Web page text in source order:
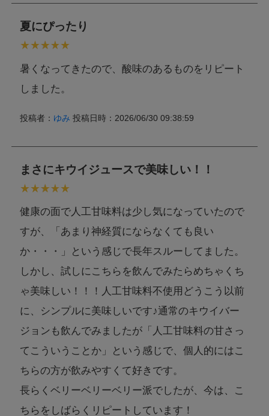
夏にぴったり
暑くなってきたので、酸味のあるものをリピート
しました。
投稿者： ゆみ 投稿日時：2026/06/30 09:38:59
まさにキウイジュースで美味しい！！
健康の面で人工甘味料は少し気になっていたので
すが、「あまり神経質にならなくても良い
か・・・」という感じで長年スルーしてました。
しかし、試しにこちらを飲んでみたらめちゃくち
ゃ美味しい！！！人工甘味料不使用どうこう以前
に、シンプルに美味しいです♪通常のキウイバー
ジョンも飲んでみましたが「人工甘味料の甘さっ
てこういうことか」という感じで、個人的にはこ
ちらの方が飲みやすくて好きです。
長らくベリーベリーベリー派でしたが、今は、こ
ちらをしばらくリピートしています！